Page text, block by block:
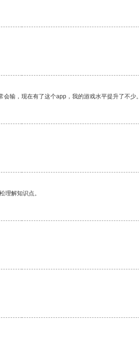
输，现在有了这个app，我的游戏水平提升了不少。
理解知识点。